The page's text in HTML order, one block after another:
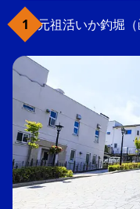
元祖活いか釣堀（